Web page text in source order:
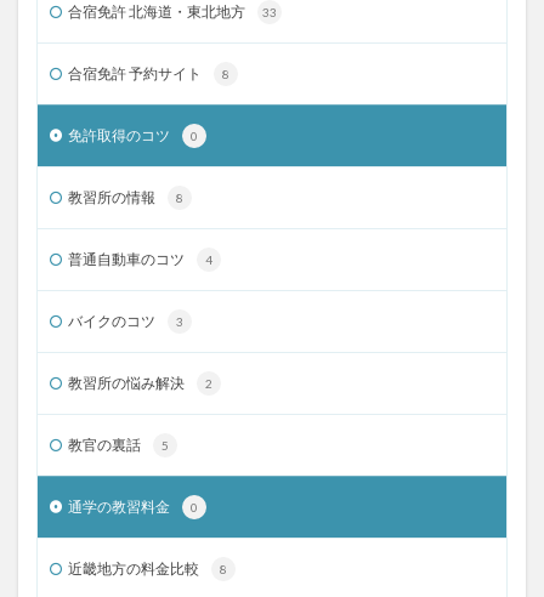
合宿免許 北海道・東北地方 33
合宿免許 予約サイト 8
免許取得のコツ 0
教習所の情報 8
普通自動車のコツ 4
バイクのコツ 3
教習所の悩み解決 2
教官の裏話 5
通学の教習料金 0
近畿地方の料金比較 8